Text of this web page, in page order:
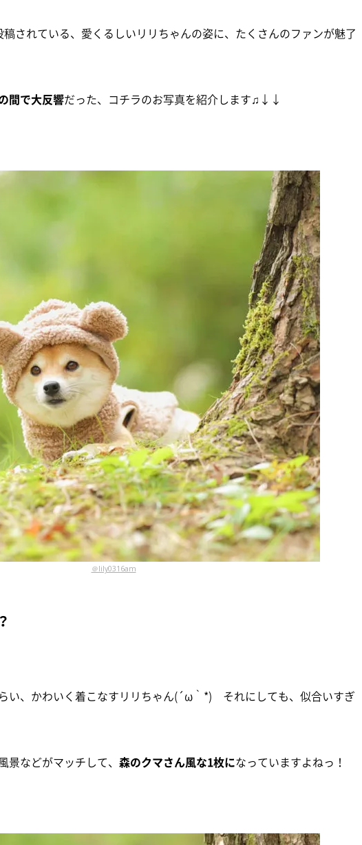
されている、愛くるしいリリちゃんの姿に、たくさんのファンが魅了
間で大反響だった、コチラのお写真を紹介します♫↓↓
＠lily0316am
い、かわいく着こなすリリちゃん(´ω｀*) それにしても、似合いすぎ
景などがマッチして、 森のクマさん風な1枚になっていますよねっ！